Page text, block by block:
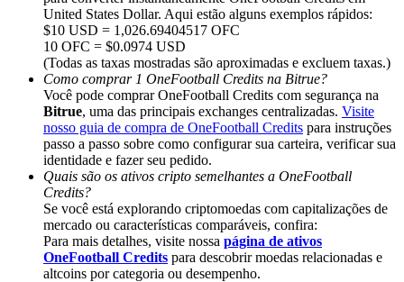
BTC Welcome Rewards
Deposit & Trade BTC to Share 25000 USDT prize pool!
Deposit CASHCAT & Win
Share 500000 CASHCAT prize pool
United States Dollar. Aqui estão alguns exemplos rápidos:
$10 USD = 1,026.69404517 OFC
10 OFC = $0.0974 USD
(Todas as taxas mostradas são aproximadas e excluem taxas.)
Como comprar 1 OneFootball Credits na Bitrue?
Você pode comprar OneFootball Credits com segurança na
Bitrue, uma das principais exchanges centralizadas. Visite
nosso guia de compra de OneFootball Credits para instruções
passo a passo sobre como configurar sua carteira, verificar sua
identidade e fazer seu pedido.
Quais são os ativos cripto semelhantes a OneFootball
Credits?
Se você está explorando criptomoedas com capitalizações de
mercado ou características comparáveis, confira:
Para mais detalhes, visite nossa página de ativos
OneFootball Credits para descobrir moedas relacionadas e
altcoins por categoria ou desempenho.